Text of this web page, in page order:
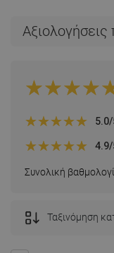
Συνολική
5.0/
4.9/
Ταξινόμηση